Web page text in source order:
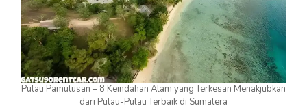
Pulau Pamutusan – 8 Keindahan Alam yang Terkesan Menakjubkan
dari Pulau-Pulau Terbaik di Sumatera